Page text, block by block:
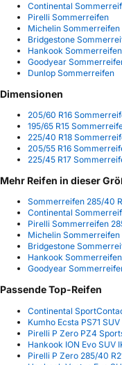
Continental
Pirelli Sommerreifen
Michelin Sommerreifen
Bridgestone
Hankook Sommerreifen
Goodyear
Dunlop Sommerreifen
Dimensionen
205/60 R16
195/65 R15
225/40 R18
205/55 R16
225/45 R17
Mehr Reifen in dieser
Sommerreifen 285/40
Continental
Pirelli Sommerreifen
Michelin Sommerreifen
Bridgestone
Hankook
Goodyear
Passende Top-Reifen
Continental
Kumho Ecsta PS71
Pirelli P Zero PZ4
Hankook ION Evo SUV
Pirelli P Zero 285/40